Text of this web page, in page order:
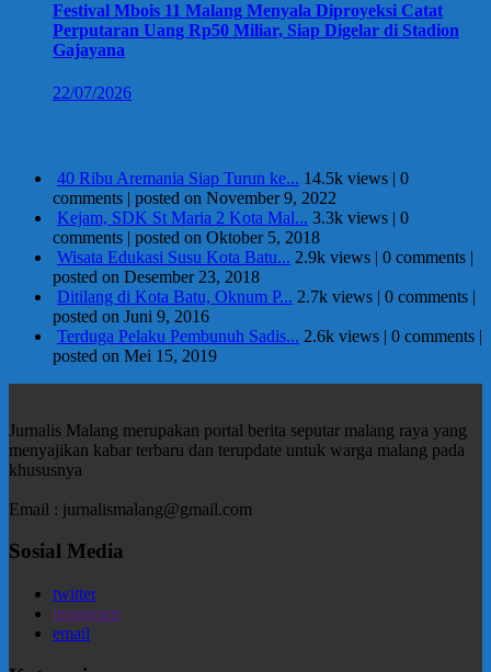
Festival Mbois 11 Malang Menyala Diproyeksi Catat
Perputaran Uang Rp50 Miliar, Siap Digelar di Stadion
Gajayana
22/07/2026
40 Ribu Aremania Siap Turun ke... 14.5k views | 0
comments | posted on November 9, 2022
Kejam, SDK St Maria 2 Kota Mal... 3.3k views | 0
comments | posted on Oktober 5, 2018
Wisata Edukasi Susu Kota Batu... 2.9k views | 0 comments |
posted on Desember 23, 2018
Ditilang di Kota Batu, Oknum P... 2.7k views | 0 comments |
posted on Juni 9, 2016
Terduga Pelaku Pembunuh Sadis... 2.6k views | 0 comments |
posted on Mei 15, 2019
Jurnalis Malang merupakan portal berita seputar malang raya yang
menyajikan kabar terbaru dan terupdate untuk warga malang pada
khususnya
Email : jurnalismalang@gmail.com
Sosial Media
twitter
instagram
email